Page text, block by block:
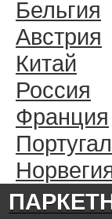
Бельгия
Австрия
Китай
Россия
Франция